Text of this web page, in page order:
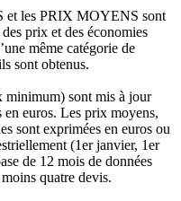
les PRIX MOYENS sont
prix et des économies
même catégorie de
sont obtenus.
sont mis à jour
en euros. Les prix moyens,
sont exprimées en euros ou
(1er janvier, 1er
de 12 mois de données
quatre devis.